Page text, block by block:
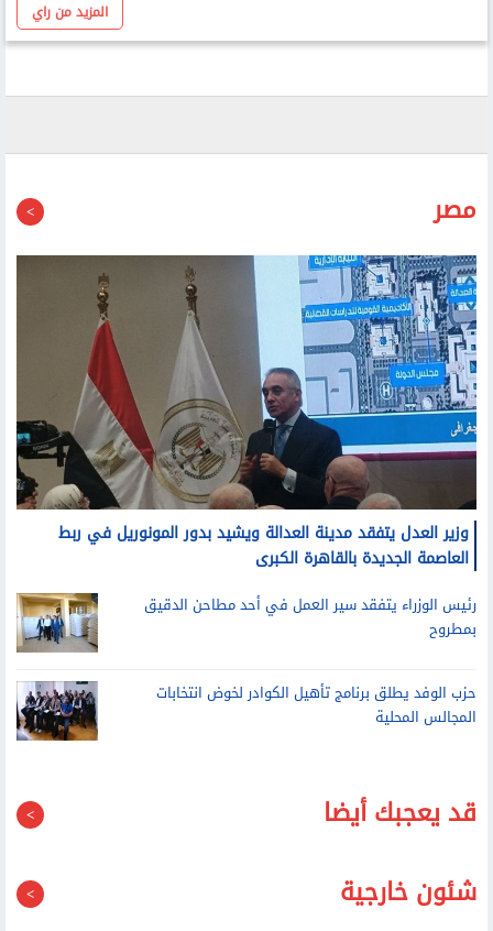
المزيد من راي
مصر
وزير العدل يتفقد مدينة العدالة ويشيد بدور المونوريل في ربط
العاصمة الجديدة بالقاهرة الكبرى
رئيس الوزراء يتفقد سير العمل في أحد مطاحن الدقيق
بمطروح
حزب الوفد يطلق برنامج تأهيل الكوادر لخوض انتخابات
المجالس المحلية
قد يعجبك أيضا
شئون خارجية